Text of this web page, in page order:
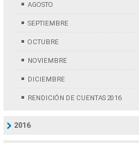
AGOSTO
SEPTIEMBRE
OCTUBRE
NOVIEMBRE
DICIEMBRE
RENDICIÓN DE CUENTAS 2016
2016